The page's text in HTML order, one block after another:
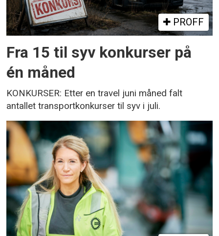
PROFF
Fra 15 til syv konkurser på
én måned
KONKURSER: Etter en travel juni måned falt
antallet transportkonkurser til syv i juli.